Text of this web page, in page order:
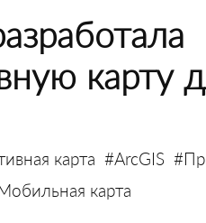
карту
карта #ArcGIS
карта